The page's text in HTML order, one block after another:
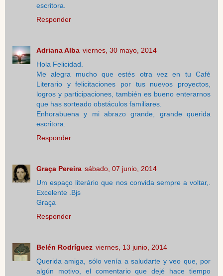
escritora.
Responder
Adriana Alba viernes, 30 mayo, 2014
Hola Felicidad.
Me alegra mucho que estés otra vez en tu Café
Literario y felicitaciones por tus nuevos proyectos,
logros y participaciones, también es bueno enterarnos
que has sorteado obstáculos familiares.
Enhorabuena y mi abrazo grande, grande querida
escritora.
Responder
Graça Pereira sábado, 07 junio, 2014
Um espaço literário que nos convida sempre a voltar,.
Excelente .Bjs
Graça
Responder
Belén Rodríguez viernes, 13 junio, 2014
Querida amiga, sólo venía a saludarte y veo que, por
algún motivo, el comentario que dejé hace tiempo